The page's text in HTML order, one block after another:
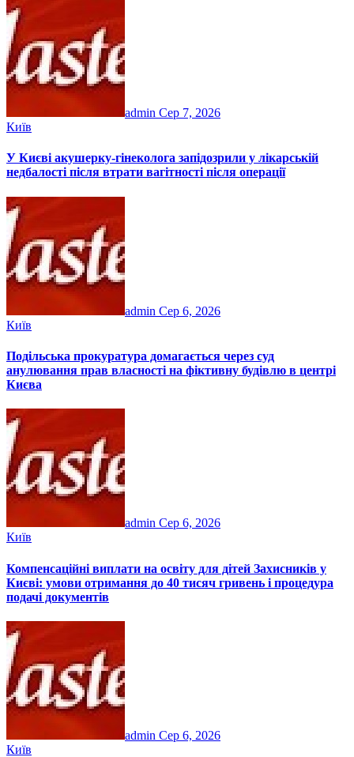
admin Сер 7, 2026
Київ
У Києві акушерку-гінеколога запідозрили у лікарській
недбалості після втрати вагітності після операції
admin Сер 6, 2026
Київ
Подільська прокуратура домагається через суд
анулювання прав власності на фіктивну будівлю в центрі
Києва
admin Сер 6, 2026
Київ
Компенсаційні виплати на освіту для дітей Захисників у
Києві: умови отримання до 40 тисяч гривень і процедура
подачі документів
admin Сер 6, 2026
Київ